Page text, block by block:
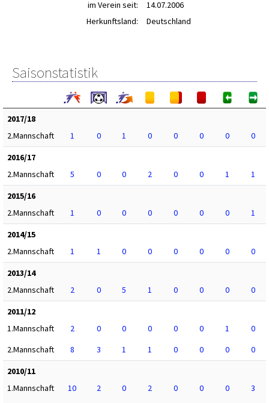
im Verein seit:
14.07.2006
Herkunftsland:
Deutschland
Saisonstatistik
2017/18
2.Mannschaft
1 0 1 0 0 0 0
0
2016/17
2.Mannschaft
5 0 0 2 0 0 1
1
2015/16
2.Mannschaft
1 0 0 0 0 0 0
1
2014/15
2.Mannschaft
1 1 0 0 0 0 0
0
2013/14
2.Mannschaft
2 0 5 1 0 0 0
0
2011/12
1.Mannschaft
2 0 0 0 0 0 1
0
2.Mannschaft
8 3 1 1 0 0 0
0
2010/11
1.Mannschaft
10 2 0 2 0 0 0
3